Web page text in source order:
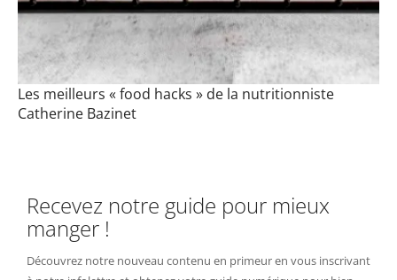
Les meilleurs « food hacks » de la nutritionniste
Catherine Bazinet
Recevez notre guide pour mieux
manger !
Découvrez notre nouveau contenu en primeur en vous inscrivant